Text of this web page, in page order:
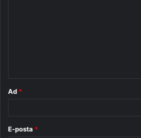
Ad *
E-posta *